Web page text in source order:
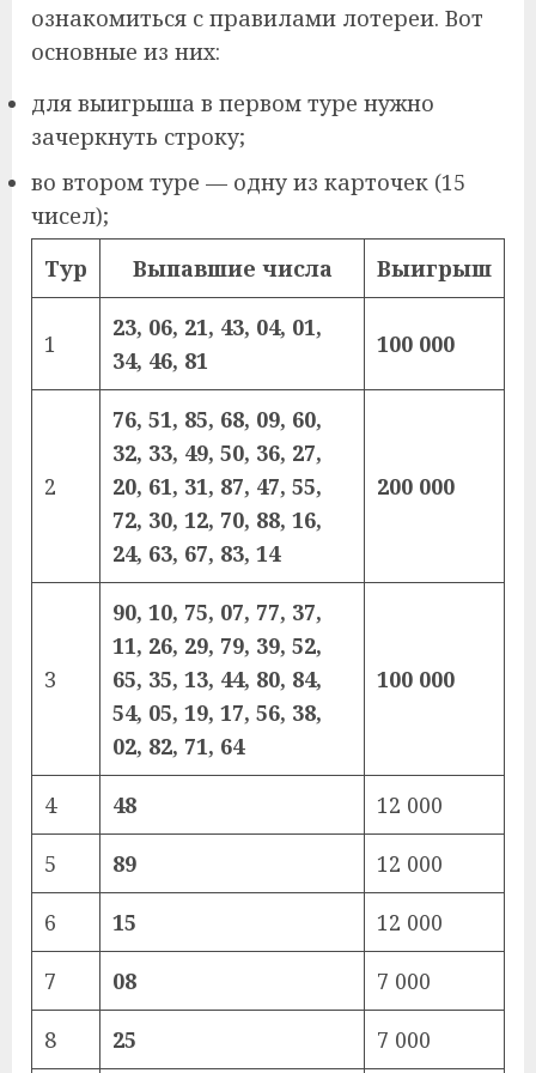
ознакомиться с правилами лотереи. Вот
основные из них:
для выигрыша в первом туре нужно
зачеркнуть строку;
во втором туре — одну из карточек (15
чисел);
Тур
Выпавшие числа Выигрыш
1
23, 06, 21, 43, 04, 01,
34, 46, 81
100 000
2
76, 51, 85, 68, 09, 60,
32, 33, 49, 50, 36, 27,
20, 61, 31, 87, 47, 55,
72, 30, 12, 70, 88, 16,
24, 63, 67, 83, 14
200 000
3
90, 10, 75, 07, 77, 37,
11, 26, 29, 79, 39, 52,
65, 35, 13, 44, 80, 84,
54, 05, 19, 17, 56, 38,
02, 82, 71, 64
100 000
4 48 12 000
5 89 12 000
6 15 12 000
7 08 7 000
8 25 7 000